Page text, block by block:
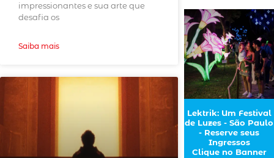
impressionantes e sua arte que
desafia os
Saiba mais
Lektrik: Um Festival
de Luzes - São Paulo
- Reserve seus
Ingressos
Clique no Banner